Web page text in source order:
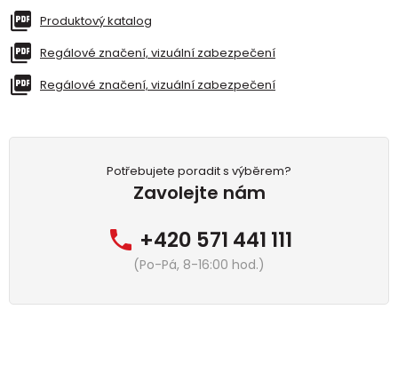
Produktový katalog
Regálové značení, vizuální zabezpečení
Regálové značení, vizuální zabezpečení
Potřebujete poradit s výběrem?
Zavolejte nám
+420 571 441 111
(Po-Pá, 8-16:00 hod.)